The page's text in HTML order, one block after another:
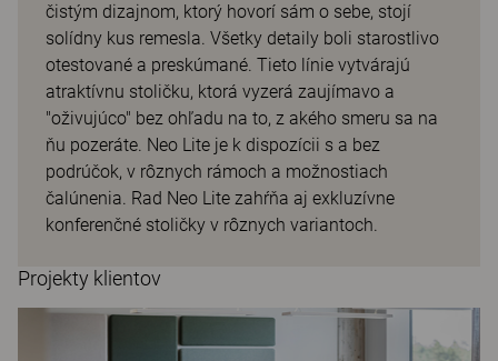
čistým dizajnom, ktorý hovorí sám o sebe, stojí
solídny kus remesla. Všetky detaily boli starostlivo
otestované a preskúmané. Tieto línie vytvárajú
atraktívnu stoličku, ktorá vyzerá zaujímavo a
"oživujúco" bez ohľadu na to, z akého smeru sa na
ňu pozeráte. Neo Lite je k dispozícii s a bez
podrúčok, v rôznych rámoch a možnostiach
čalúnenia. Rad Neo Lite zahŕňa aj exkluzívne
konferenčné stoličky v rôznych variantoch.
Projekty klientov